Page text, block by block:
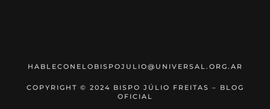
HABLECONELOBISPOJULIO@UNIVERSAL.ORG.AR
COPYRIGHT © 2024 BISPO JÚLIO FREITAS – BLOG
OFICIAL